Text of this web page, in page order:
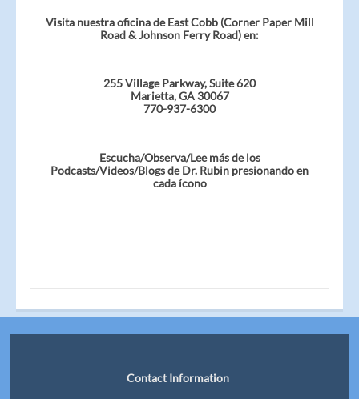
Visita nuestra oficina de East Cobb (Corner Paper Mill
Road & Johnson Ferry Road) en:
255 Village Parkway, Suite 620
Marietta, GA 30067
770-937-6300
Escucha/Observa/Lee más de los
Podcasts/Videos/Blogs de Dr. Rubin presionando en
cada ícono
Contact Information